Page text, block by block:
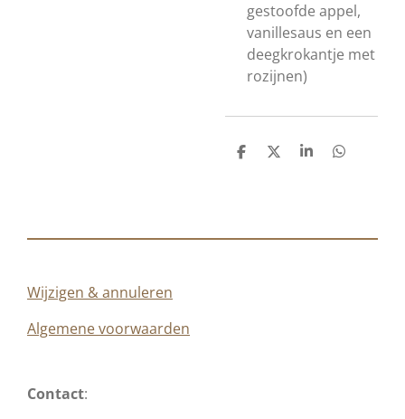
gestoofde appel,
vanillesaus en een
deegkrokantje met
rozijnen)
D
D
S
D
Wijzigen & annuleren
Algemene voorwaarden
Contact: